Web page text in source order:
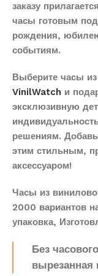
заказу
часы готовым
рождения,
событиям.
Выберите часы
VinilWatch и
эксклюзивную
решениям.
этим стильным,
аксессуаром!
Часы из
2000 вариантов
упаковка,
Без
вырезанная